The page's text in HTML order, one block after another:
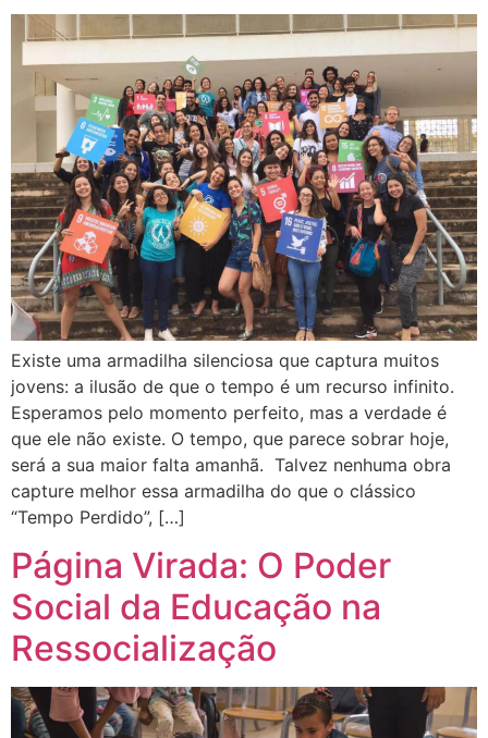
Existe uma armadilha silenciosa que captura muitos
jovens: a ilusão de que o tempo é um recurso infinito.
Esperamos pelo momento perfeito, mas a verdade é
que ele não existe. O tempo, que parece sobrar hoje,
será a sua maior falta amanhã. Talvez nenhuma obra
capture melhor essa armadilha do que o clássico
“Tempo Perdido”, […]
Página Virada: O Poder
Social da Educação na
Ressocialização